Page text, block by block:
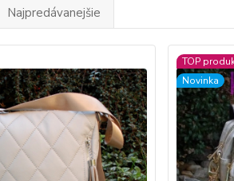
Najpredávanejšie
TOP
Novinka